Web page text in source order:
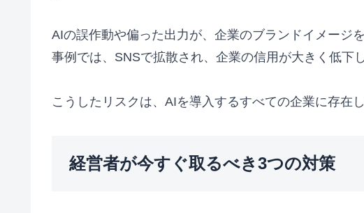
AIの誤作動や偏った出力が、企業のブランドイメージ
事例では、SNSで拡散され、企業の信用が大きく低下
こうしたリスクは、AIを導入するすべての企業に存在
経営者が今すぐ取るべき3つの対策